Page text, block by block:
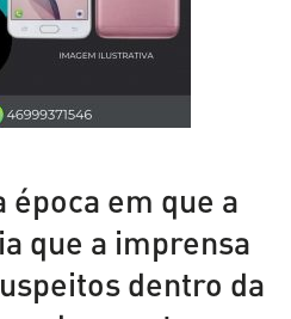
época em que a
que a imprensa
dentro da